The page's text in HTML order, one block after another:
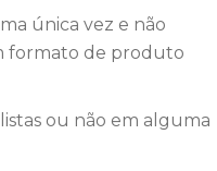
única vez e não
formato de produto
ou não em alguma